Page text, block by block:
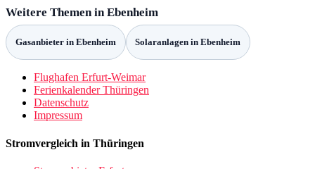
Weitere Themen in Ebenheim
Gasanbieter in Ebenheim Solaranlagen in Ebenheim
Flughafen Erfurt-Weimar
Ferienkalender Thüringen
Datenschutz
Impressum
Stromvergleich in Thüringen